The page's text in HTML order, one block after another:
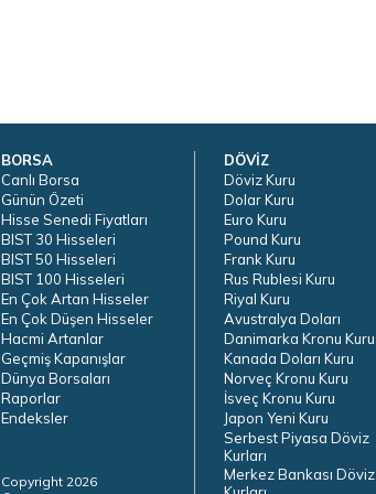
BORSA
Canlı Borsa
Günün Özeti
Hisse Senedi Fiyatları
BIST 30 Hisseleri
BIST 50 Hisseleri
BIST 100 Hisseleri
En Çok Artan Hisseler
En Çok Düşen Hisseler
Hacmi Artanlar
Geçmiş Kapanışlar
Dünya Borsaları
Raporlar
Endeksler
Copyright 2026
DÖVİZ
Döviz Kuru
Dolar Kuru
Euro Kuru
Pound Kuru
Frank Kuru
Rus Rublesi Kuru
Riyal Kuru
Avustralya Doları
Danimarka Kronu Kuru
Kanada Doları Kuru
Norveç Kronu Kuru
İsveç Kronu Kuru
Japon Yeni Kuru
Serbest Piyasa Döviz
Kurları
Merkez Bankası Döviz